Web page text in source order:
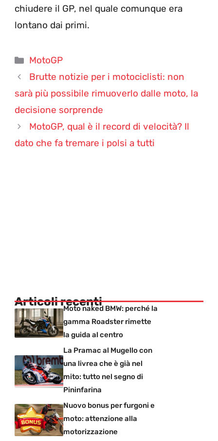
chiudere il GP, nel quale comunque era
lontano dai primi.
Categorie
MotoGP
Brutte notizie per i motociclisti: non
sarà più possibile rimuoverlo dalle moto, la
decisione sorprende
MotoGP, qual è il record di velocità? Il
dato che fa tremare i polsi a tutti
Articoli recentiMoto naked BMW: perché la
gamma Roadster rimette
la guida al centro
La Pramac al Mugello con
una livrea che è già nel
mito: tutto nel segno di
Pininfarina
Nuovo bonus per furgoni e
moto: attenzione alla
motorizzazione